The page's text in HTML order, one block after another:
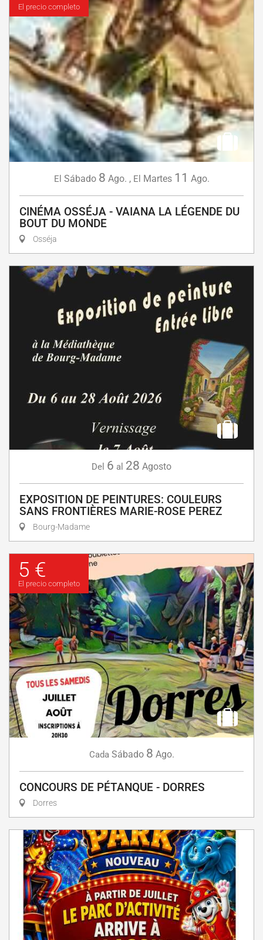
El precio completo
El Sábado 8 Ago. , El Martes 11 Ago.
CINÉMA OSSÉJA - VAIANA LA LÉGENDE DU
BOUT DU MONDE
Osséja
Del 6 al 28 Agosto
EXPOSITION DE PEINTURES: COULEURS
SANS FRONTIÈRES MARIE-ROSE PEREZ
Bourg-Madame
5 €
El precio completo
Cada Sábado 8 Ago.
CONCOURS DE PÉTANQUE - DORRES
Dorres